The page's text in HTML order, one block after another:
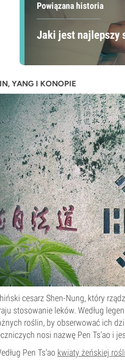
Powiązana historia
Jaki jest najlepszy
YANG I KONOPIE
cesarz Shen-Nung, który
stosowanie leków. Według
roślin, by obserwować ich
nosi nazwę Pen Ts'ao i
Pen Ts'ao kwiaty żeńskiej